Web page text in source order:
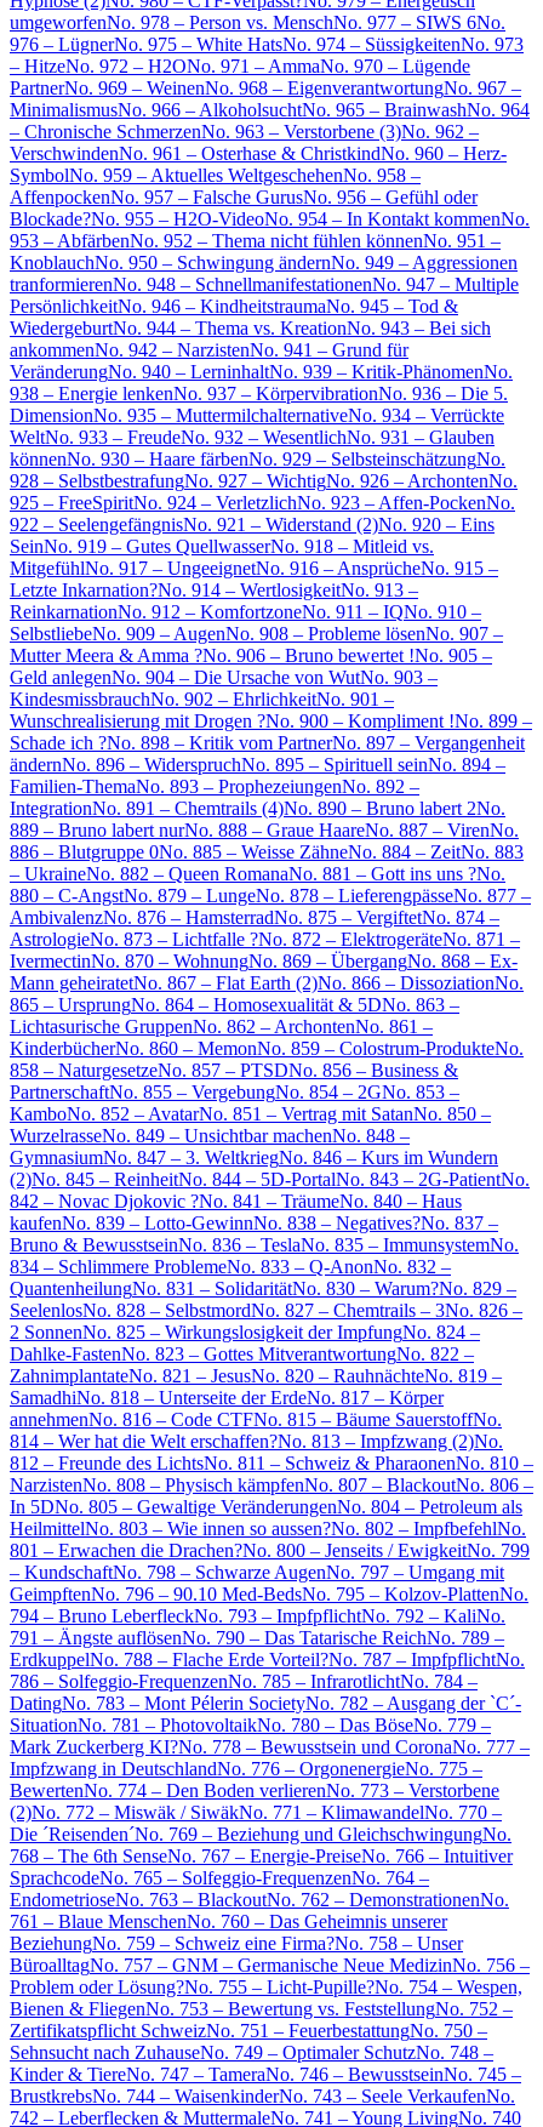
umgeworfenNo. 978 – Person vs. MenschNo. 977 – SIWS 6No.
976 – LügnerNo. 975 – White HatsNo. 974 – SüssigkeitenNo. 973
– HitzeNo. 972 – H2ONo. 971 – AmmaNo. 970 – Lügende
PartnerNo. 969 – WeinenNo. 968 – EigenverantwortungNo. 967 –
MinimalismusNo. 966 – AlkoholsuchtNo. 965 – BrainwashNo. 964
– Chronische SchmerzenNo. 963 – Verstorbene (3)No. 962 –
VerschwindenNo. 961 – Osterhase & ChristkindNo. 960 – Herz-
SymbolNo. 959 – Aktuelles WeltgeschehenNo. 958 –
AffenpockenNo. 957 – Falsche GurusNo. 956 – Gefühl oder
Blockade?No. 955 – H2O-VideoNo. 954 – In Kontakt kommenNo.
953 – AbfärbenNo. 952 – Thema nicht fühlen könnenNo. 951 –
KnoblauchNo. 950 – Schwingung ändernNo. 949 – Aggressionen
tranformierenNo. 948 – SchnellmanifestationenNo. 947 – Multiple
PersönlichkeitNo. 946 – KindheitstraumaNo. 945 – Tod &
WiedergeburtNo. 944 – Thema vs. KreationNo. 943 – Bei sich
ankommenNo. 942 – NarzistenNo. 941 – Grund für
VeränderungNo. 940 – LerninhaltNo. 939 – Kritik-PhänomenNo.
938 – Energie lenkenNo. 937 – KörpervibrationNo. 936 – Die 5.
DimensionNo. 935 – MuttermilchalternativeNo. 934 – Verrückte
WeltNo. 933 – FreudeNo. 932 – WesentlichNo. 931 – Glauben
könnenNo. 930 – Haare färbenNo. 929 – SelbsteinschätzungNo.
928 – SelbstbestrafungNo. 927 – WichtigNo. 926 – ArchontenNo.
925 – FreeSpiritNo. 924 – VerletzlichNo. 923 – Affen-PockenNo.
922 – SeelengefängnisNo. 921 – Widerstand (2)No. 920 – Eins
SeinNo. 919 – Gutes QuellwasserNo. 918 – Mitleid vs.
MitgefühlNo. 917 – UngeeignetNo. 916 – AnsprücheNo. 915 –
Letzte Inkarnation?No. 914 – WertlosigkeitNo. 913 –
ReinkarnationNo. 912 – KomfortzoneNo. 911 – IQNo. 910 –
SelbstliebeNo. 909 – AugenNo. 908 – Probleme lösenNo. 907 –
Mutter Meera & Amma ?No. 906 – Bruno bewertet !No. 905 –
Geld anlegenNo. 904 – Die Ursache von WutNo. 903 –
KindesmissbrauchNo. 902 – EhrlichkeitNo. 901 –
Wunschrealisierung mit Drogen ?No. 900 – Kompliment !No. 899 –
Schade ich ?No. 898 – Kritik vom PartnerNo. 897 – Vergangenheit
ändernNo. 896 – WiderspruchNo. 895 – Spirituell seinNo. 894 –
Familien-ThemaNo. 893 – ProphezeiungenNo. 892 –
IntegrationNo. 891 – Chemtrails (4)No. 890 – Bruno labert 2No.
889 – Bruno labert nurNo. 888 – Graue HaareNo. 887 – VirenNo.
886 – Blutgruppe 0No. 885 – Weisse ZähneNo. 884 – ZeitNo. 883
– UkraineNo. 882 – Queen RomanaNo. 881 – Gott ins uns ?No.
880 – C-AngstNo. 879 – LungeNo. 878 – LieferengpässeNo. 877 –
AmbivalenzNo. 876 – HamsterradNo. 875 – VergiftetNo. 874 –
AstrologieNo. 873 – Lichtfalle ?No. 872 – ElektrogeräteNo. 871 –
IvermectinNo. 870 – WohnungNo. 869 – ÜbergangNo. 868 – Ex-
Mann geheiratetNo. 867 – Flat Earth (2)No. 866 – DissoziationNo.
865 – UrsprungNo. 864 – Homosexualität & 5DNo. 863 –
Lichtasurische GruppenNo. 862 – ArchontenNo. 861 –
KinderbücherNo. 860 – MemonNo. 859 – Colostrum-ProdukteNo.
858 – NaturgesetzeNo. 857 – PTSDNo. 856 – Business &
PartnerschaftNo. 855 – VergebungNo. 854 – 2GNo. 853 –
KamboNo. 852 – AvatarNo. 851 – Vertrag mit SatanNo. 850 –
WurzelrasseNo. 849 – Unsichtbar machenNo. 848 –
GymnasiumNo. 847 – 3. WeltkriegNo. 846 – Kurs im Wundern
(2)No. 845 – ReinheitNo. 844 – 5D-PortalNo. 843 – 2G-PatientNo.
842 – Novac Djokovic ?No. 841 – TräumeNo. 840 – Haus
kaufenNo. 839 – Lotto-GewinnNo. 838 – Negatives?No. 837 –
Bruno & BewusstseinNo. 836 – TeslaNo. 835 – ImmunsystemNo.
834 – Schlimmere ProblemeNo. 833 – Q-AnonNo. 832 –
QuantenheilungNo. 831 – SolidaritätNo. 830 – Warum?No. 829 –
SeelenlosNo. 828 – SelbstmordNo. 827 – Chemtrails – 3No. 826 –
2 SonnenNo. 825 – Wirkungslosigkeit der ImpfungNo. 824 –
Dahlke-FastenNo. 823 – Gottes MitverantwortungNo. 822 –
ZahnimplantateNo. 821 – JesusNo. 820 – RauhnächteNo. 819 –
SamadhiNo. 818 – Unterseite der ErdeNo. 817 – Körper
annehmenNo. 816 – Code CTFNo. 815 – Bäume SauerstoffNo.
814 – Wer hat die Welt erschaffen?No. 813 – Impfzwang (2)No.
812 – Freunde des LichtsNo. 811 – Schweiz & PharaonenNo. 810 –
NarzistenNo. 808 – Physisch kämpfenNo. 807 – BlackoutNo. 806 –
In 5DNo. 805 – Gewaltige VeränderungenNo. 804 – Petroleum als
HeilmittelNo. 803 – Wie innen so aussen?No. 802 – ImpfbefehlNo.
801 – Erwachen die Drachen?No. 800 – Jenseits / EwigkeitNo. 799
– KundschaftNo. 798 – Schwarze AugenNo. 797 – Umgang mit
GeimpftenNo. 796 – 90.10 Med-BedsNo. 795 – Kolzov-PlattenNo.
794 – Bruno LeberfleckNo. 793 – ImpfpflichtNo. 792 – KaliNo.
791 – Ängste auflösenNo. 790 – Das Tatarische ReichNo. 789 –
ErdkuppelNo. 788 – Flache Erde Vorteil?No. 787 – ImpfpflichtNo.
786 – Solfeggio-FrequenzenNo. 785 – InfrarotlichtNo. 784 –
DatingNo. 783 – Mont Pélerin SocietyNo. 782 – Ausgang der `C´-
SituationNo. 781 – PhotovoltaikNo. 780 – Das BöseNo. 779 –
Mark Zuckerberg KI?No. 778 – Bewusstsein und CoronaNo. 777 –
Impfzwang in DeutschlandNo. 776 – OrgonenergieNo. 775 –
BewertenNo. 774 – Den Boden verlierenNo. 773 – Verstorbene
(2)No. 772 – Miswäk / SiwäkNo. 771 – KlimawandelNo. 770 –
Die ´Reisenden´No. 769 – Beziehung und GleichschwingungNo.
768 – The 6th SenseNo. 767 – Energie-PreiseNo. 766 – Intuitiver
SprachcodeNo. 765 – Solfeggio-FrequenzenNo. 764 –
EndometrioseNo. 763 – BlackoutNo. 762 – DemonstrationenNo.
761 – Blaue MenschenNo. 760 – Das Geheimnis unserer
BeziehungNo. 759 – Schweiz eine Firma?No. 758 – Unser
BüroalltagNo. 757 – GNM – Germanische Neue MedizinNo. 756 –
Problem oder Lösung?No. 755 – Licht-Pupille?No. 754 – Wespen,
Bienen & FliegenNo. 753 – Bewertung vs. FeststellungNo. 752 –
Zertifikatspflicht SchweizNo. 751 – FeuerbestattungNo. 750 –
Sehnsucht nach ZuhauseNo. 749 – Optimaler SchutzNo. 748 –
Kinder & TiereNo. 747 – TameraNo. 746 – BewusstseinNo. 745 –
BrustkrebsNo. 744 – WaisenkinderNo. 743 – Seele VerkaufenNo.
742 – Leberflecken & MuttermaleNo. 741 – Young LivingNo. 740